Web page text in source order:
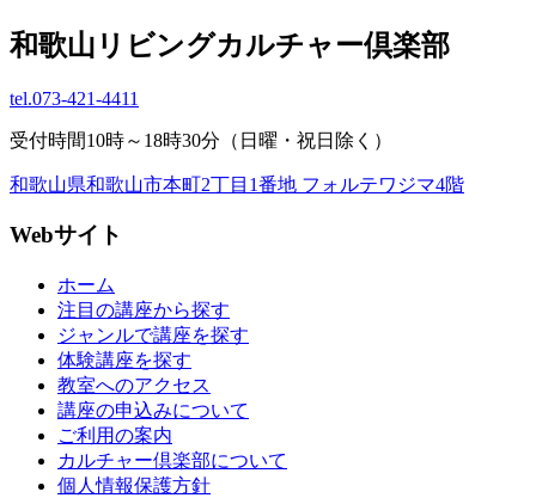
和歌山リビングカルチャー倶楽部
tel.073-421-4411
受付時間10時～18時30分（日曜・祝日除く）
和歌山県和歌山市本町2丁目1番地 フォルテワジマ4階
Webサイト
ホーム
注目の講座から探す
ジャンルで講座を探す
体験講座を探す
教室へのアクセス
講座の申込みについて
ご利用の案内
カルチャー倶楽部について
個人情報保護方針